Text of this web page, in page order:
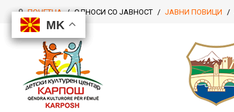
MK
MK
ОДНОСИ СО ЈАВНОСТ
ПОЧЕТНА / ОДНОСИ СО ЈАВНОСТ / ЈАВНИ ПОВИЦИ /
MK
MK